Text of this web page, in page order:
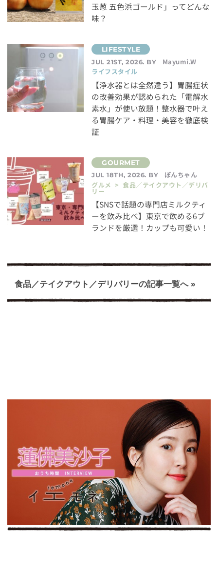
玉葱 五色浜ゴールド」ってどんな
味？
JUL 21ST, 2026. BY
Mayumi.W
ライフスタイル
【浄水器とは全然違う】胃腸症状
の改善効果が認められた「電解水
素水」が使い放題！整水器で叶え
る胃腸ケア・料理・美容を徹底検
証
JUL 18TH, 2026. BY
ぽんちゃん
グルメ > 食品／テイクアウト／デリバ
リー
【SNSで話題の専門店ミルクティ
ーを飲み比べ】東京で飲める6ブ
ランドを厳選！カップも可愛い！
食品／テイクアウト／デリバリーの記事一覧へ »